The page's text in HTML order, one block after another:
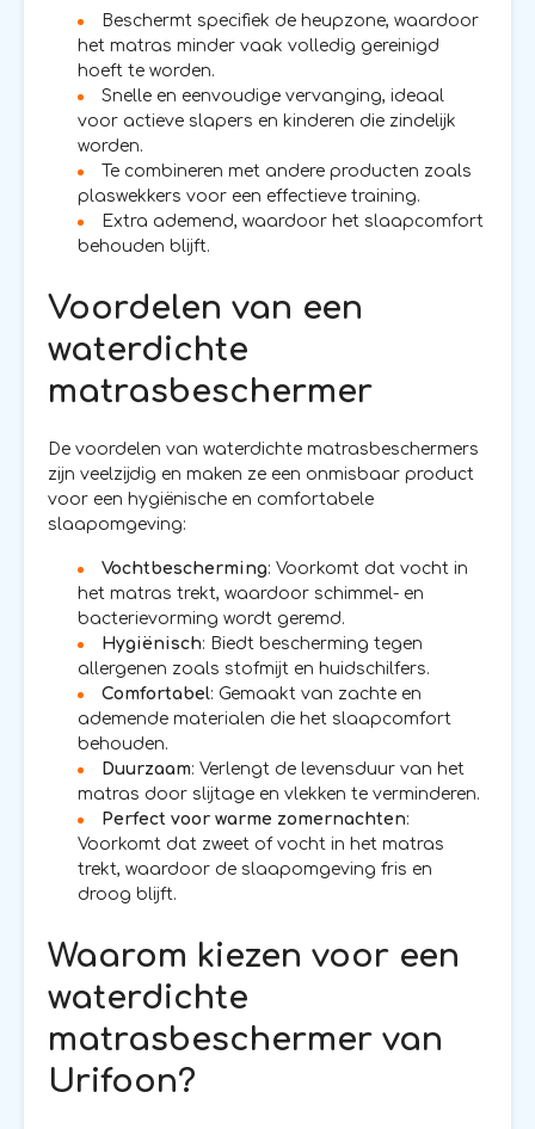
Beschermt specifiek de heupzone, waardoor
het matras minder vaak volledig gereinigd
hoeft te worden.
Snelle en eenvoudige vervanging, ideaal
voor actieve slapers en kinderen die zindelijk
worden.
Te combineren met andere producten zoals
plaswekkers voor een effectieve training.
Extra ademend, waardoor het slaapcomfort
behouden blijft.
Voordelen van een
waterdichte
matrasbeschermer
De voordelen van waterdichte matrasbeschermers
zijn veelzijdig en maken ze een onmisbaar product
voor een hygiënische en comfortabele
slaapomgeving:
Vochtbescherming: Voorkomt dat vocht in
het matras trekt, waardoor schimmel- en
bacterievorming wordt geremd.
Hygiënisch: Biedt bescherming tegen
allergenen zoals stofmijt en huidschilfers.
Comfortabel: Gemaakt van zachte en
ademende materialen die het slaapcomfort
behouden.
Duurzaam: Verlengt de levensduur van het
matras door slijtage en vlekken te verminderen.
Perfect voor warme zomernachten:
Voorkomt dat zweet of vocht in het matras
trekt, waardoor de slaapomgeving fris en
droog blijft.
Waarom kiezen voor een
waterdichte
matrasbeschermer van
Urifoon?